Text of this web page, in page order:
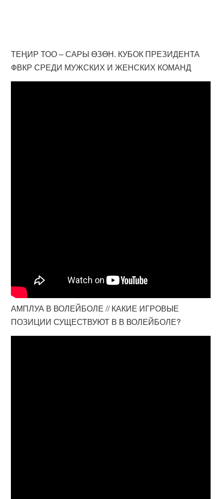
ТЕҢИР ТОО – САРЫ ӨЗӨН. КУБОК ПРЕЗИДЕНТА
ФВКР СРЕДИ МУЖСКИХ И ЖЕНСКИХ КОМАНД
АМПЛУА В ВОЛЕЙБОЛЕ // КАКИЕ ИГРОВЫЕ
ПОЗИЦИИ СУЩЕСТВУЮТ В В ВОЛЕЙБОЛЕ?